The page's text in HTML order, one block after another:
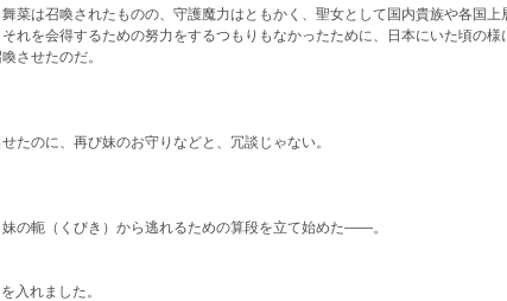
菜は召喚されたものの、守護魔力はともかく、聖女として国内貴族や各国上
れを会得するための努力をするつもりもなかったために、日本にいた頃の様
させたのだ。
たのに、再び妹のお守りなどと、冗談じゃない。
の軛（くびき）から逃れるための算段を立て始めた――。
れました。